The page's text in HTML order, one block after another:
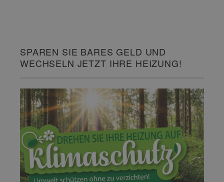
SPAREN SIE BARES GELD UND
WECHSELN JETZT IHRE HEIZUNG!